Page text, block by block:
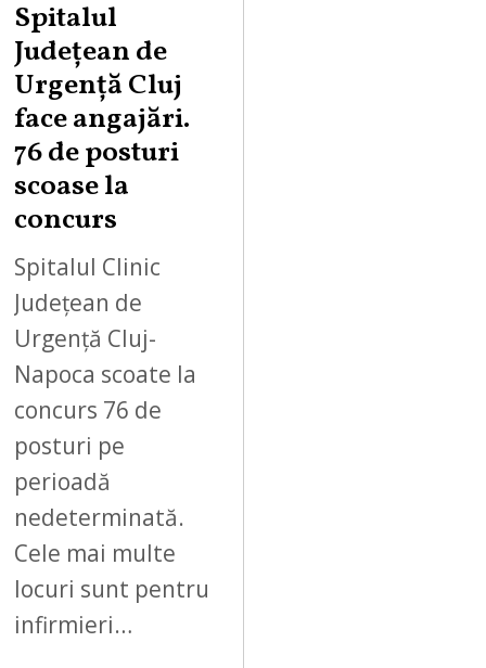
Spitalul
Județean de
Urgență Cluj
face angajări.
76 de posturi
scoase la
concurs
Spitalul Clinic
Județean de
Urgență Cluj-
Napoca scoate la
concurs 76 de
posturi pe
perioadă
nedeterminată.
Cele mai multe
locuri sunt pentru
infirmieri…